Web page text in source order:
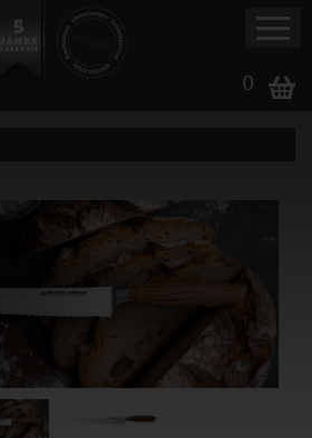
0